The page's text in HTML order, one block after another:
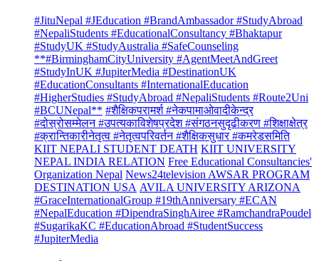
#JituNepal #JEducation #BrandAmbassador #StudyAbroad
#NepaliStudents #EducationalConsultancy #Bhaktapur
#StudyUK #StudyAustralia #SafeCounseling
**#BirminghamCityUniversity #AgentMeetAndGreet
#StudyInUK #JupiterMedia #DestinationUK
#EducationConsultants #InternationalEducation
#HigherStudies #StudyAbroad #NepaliStudents #Route2Uni
#BCUNepal** #शैक्षिकपरामर्श #नेकपामाओवादीकेन्द्र
#दोस्रोसम्मेलन #उपत्यकाविशेषप्रदेश #संगठनसुदृढीकरण #शिक्षाक्षेत्र
#क्रान्तिकारीनेतृत्व #नेतृत्वपरिवर्तन #शैक्षिकसुधार #कमरेडसमिति
KIIT NEPALI STUDENT DEATH KIIT UNIVERSITY
NEPAL INDIA RELATION Free Educational Consultancies'
Organization Nepal News24television AWSAR PROGRAM
DESTINATION USA AVILA UNIVERSITY ARIZONA
#GraceInternationalGroup #19thAnniversary #ECAN
#NepalEducation #DipendraSinghAiree #RamchandraPoudel
#SugarikaKC #EducationAbroad #StudentSuccess
#JupiterMedia